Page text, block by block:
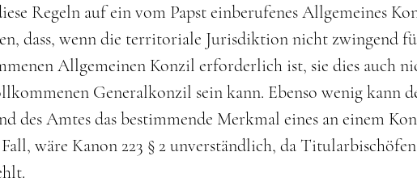
Regeln auf ein vom Papst einberufenes Allgemeines
dass, wenn die territoriale Jurisdiktion nicht zwingend
Allgemeinen Konzil erforderlich ist, sie dies auch
Generalkonzil sein kann. Ebenso wenig kann
des Amtes das bestimmende Merkmal eines an einem
wäre Kanon 223 § 2 unverständlich, da